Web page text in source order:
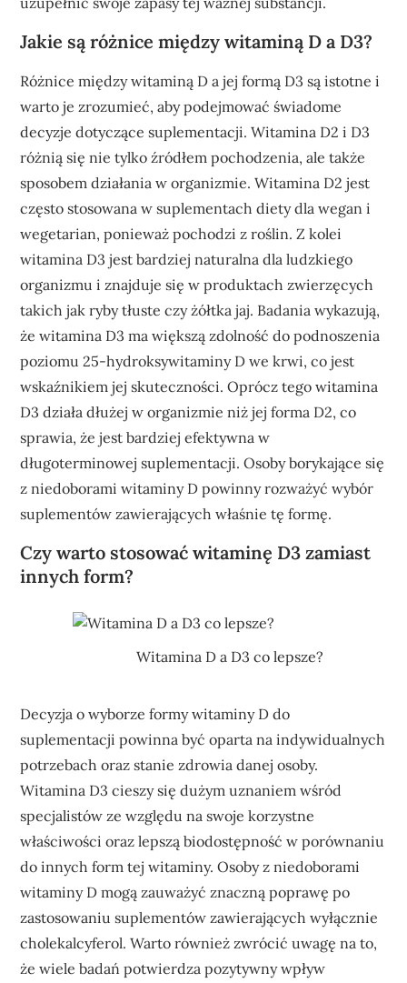
Jakie są różnice między witaminą D a D3?
Różnice między witaminą D a jej formą D3 są istotne i
warto je zrozumieć, aby podejmować świadome
decyzje dotyczące suplementacji. Witamina D2 i D3
różnią się nie tylko źródłem pochodzenia, ale także
sposobem działania w organizmie. Witamina D2 jest
często stosowana w suplementach diety dla wegan i
wegetarian, ponieważ pochodzi z roślin. Z kolei
witamina D3 jest bardziej naturalna dla ludzkiego
organizmu i znajduje się w produktach zwierzęcych
takich jak ryby tłuste czy żółtka jaj. Badania wykazują,
że witamina D3 ma większą zdolność do podnoszenia
poziomu 25-hydroksywitaminy D we krwi, co jest
wskaźnikiem jej skuteczności. Oprócz tego witamina
D3 działa dłużej w organizmie niż jej forma D2, co
sprawia, że jest bardziej efektywna w
długoterminowej suplementacji. Osoby borykające się
z niedoborami witaminy D powinny rozważyć wybór
suplementów zawierających właśnie tę formę.
Czy warto stosować witaminę D3 zamiast
innych form?
Witamina D a D3 co lepsze?
Decyzja o wyborze formy witaminy D do
suplementacji powinna być oparta na indywidualnych
potrzebach oraz stanie zdrowia danej osoby.
Witamina D3 cieszy się dużym uznaniem wśród
specjalistów ze względu na swoje korzystne
właściwości oraz lepszą biodostępność w porównaniu
do innych form tej witaminy. Osoby z niedoborami
witaminy D mogą zauważyć znaczną poprawę po
zastosowaniu suplementów zawierających wyłącznie
cholekalcyferol. Warto również zwrócić uwagę na to,
że wiele badań potwierdza pozytywny wpływ